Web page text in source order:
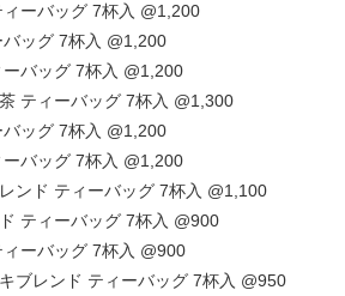
ーバッグ 7杯入 @1,200
ッグ 7杯入 @1,200
バッグ 7杯入 @1,200
ティーバッグ 7杯入 @1,300
ッグ 7杯入 @1,200
バッグ 7杯入 @1,200
ンド ティーバッグ 7杯入 @1,100
ティーバッグ 7杯入 @900
ーバッグ 7杯入 @900
ブレンド ティーバッグ 7杯入 @950